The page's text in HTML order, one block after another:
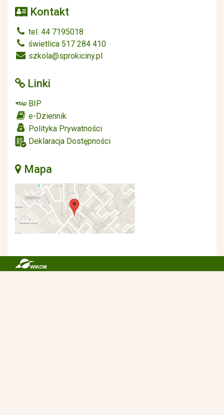
Kontakt
tel. 44 7195018
świetlica 517 284 410
szkola@sprokiciny.pl
Linki
BIP
e-Dziennik
Polityka Prywatności
Deklaracja Dostępności
Mapa